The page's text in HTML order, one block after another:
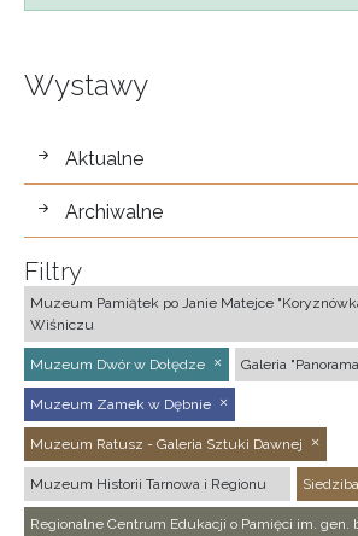
Wystawy
wystawy
Aktualne
Archiwalne
Filtry
Muzeum Pamiątek po Janie Matejce
Wiśniczu
Muzeum Dwór w Dołędze Galeria
Muzeum Zamek w Dębnie
Muzeum Ratusz - Galeria Sztuki Dawnej
Muzeum Historii Tarnowa i Regionu Siedziba
Regionalne Centrum Edukacji o Pamięci im. gen.